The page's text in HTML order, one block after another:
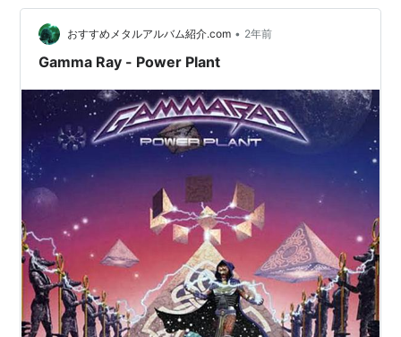
1997年の5thアルバム以来、変動の激しかったメンバー
は固定して現在に至る。Helloweenと共に現在のジャー
マン・メタルシーンの代表的存在である。
Members(2004.10現在)
カイ・ハンセン Kai Hansen (guitars, lead
vocals)
ヘニユ・リヒター Henjo Richter (guitars,
keyboards)
ダーク・シュレヒター Dirk Schlächter (bass
guitar)
ダン・ツィマーマン Dan Zimmermann (drums)
Discography(アルバム・邦盤限定)
Heading For Tomorrow (1989)
おすすめメタルアルバム紹介.com • 2年前
Gamma Ray - Power Plant